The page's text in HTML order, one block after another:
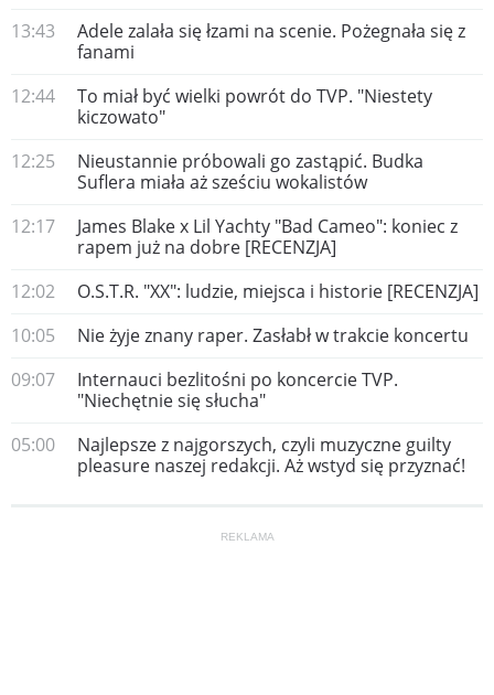
13:43
Adele zalała się łzami na scenie. Pożegnała się z
fanami
12:44
To miał być wielki powrót do TVP. "Niestety
kiczowato"
12:25
Nieustannie próbowali go zastąpić. Budka
Suflera miała aż sześciu wokalistów
12:17
James Blake x Lil Yachty "Bad Cameo": koniec z
rapem już na dobre [RECENZJA]
12:02
O.S.T.R. "XX": ludzie, miejsca i historie [RECENZJA]
10:05
Nie żyje znany raper. Zasłabł w trakcie koncertu
09:07
Internauci bezlitośni po koncercie TVP.
"Niechętnie się słucha"
05:00
Najlepsze z najgorszych, czyli muzyczne guilty
pleasure naszej redakcji. Aż wstyd się przyznać!
REKLAMA